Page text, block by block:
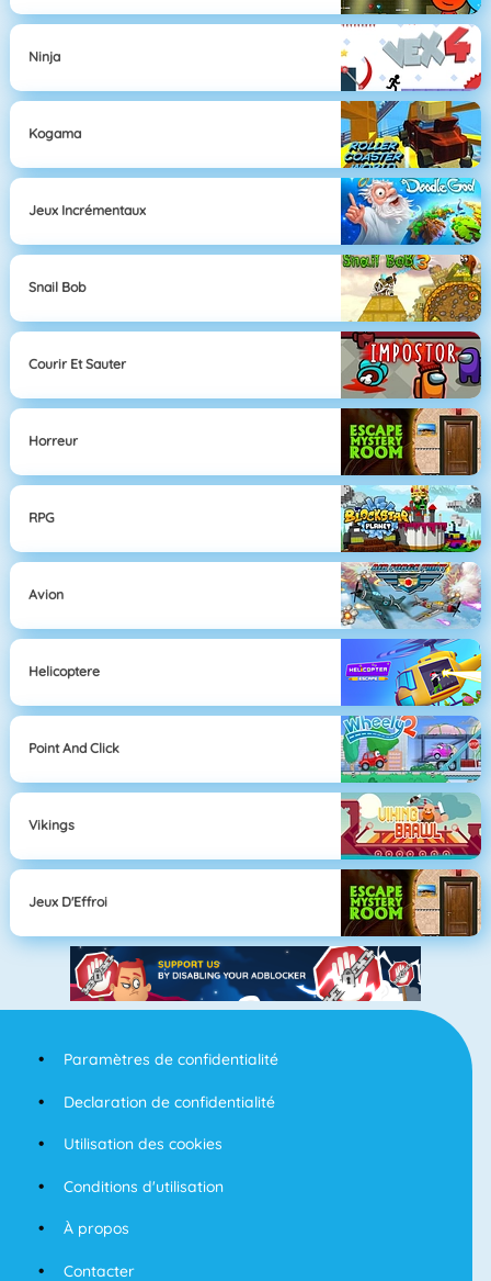
Ninja
Kogama
Jeux Incrémentaux
Snail Bob
Courir Et Sauter
Horreur
RPG
Avion
Helicoptere
Point And Click
Vikings
Jeux D'Effroi
Paramètres de confidentialité
Declaration de confidentialité
Utilisation des cookies
Conditions d'utilisation
À propos
Contacter